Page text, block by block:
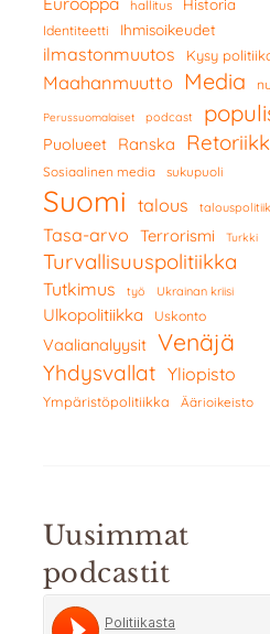
hallitus Historia
Identiteetti Ihmisoikeudet
ilmastonmuutos Kysy
Maahanmuutto Media
Perussuomalaiset podcast
Puolueet Ranska
Sosiaalinen media sukupuoli
Suomi talous
Tasa-arvo Terrorismi Turkki
Turvallisuuspolitiikka
Tutkimus työ Ukrainan kriisi
Ulkopolitiikka Uskonto
Vaalianalyysit Venäjä
Yhdysvallat Yliopisto
Ympäristöpolitiikka Äärioikeisto
Uusimmat
podcastit